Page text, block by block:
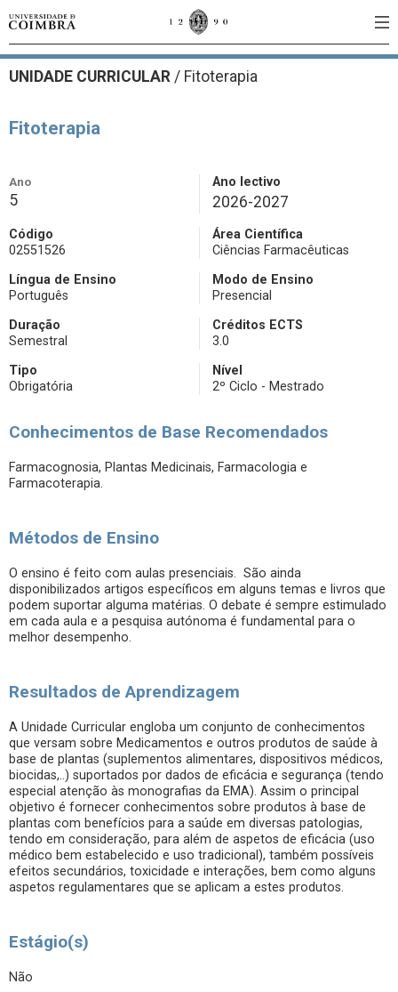
UNIDADE CURRICULAR / Fitoterapia
Fitoterapia
Ano
5
Ano lectivo
2026-2027
Código
02551526
Área Científica
Ciências Farmacêuticas
Língua de Ensino
Português
Modo de Ensino
Presencial
Duração
Semestral
Créditos ECTS
3.0
Tipo
Obrigatória
Nível
2º Ciclo - Mestrado
Conhecimentos de Base Recomendados
Farmacognosia, Plantas Medicinais, Farmacologia e
Farmacoterapia.
Métodos de Ensino
O ensino é feito com aulas presenciais. São ainda
disponibilizados artigos específicos em alguns temas e livros que
podem suportar alguma matérias. O debate é sempre estimulado
em cada aula e a pesquisa autónoma é fundamental para o
melhor desempenho.
Resultados de Aprendizagem
A Unidade Curricular engloba um conjunto de conhecimentos
que versam sobre Medicamentos e outros produtos de saúde à
base de plantas (suplementos alimentares, dispositivos médicos,
biocidas,..) suportados por dados de eficácia e segurança (tendo
especial atenção às monografias da EMA). Assim o principal
objetivo é fornecer conhecimentos sobre produtos à base de
plantas com benefícios para a saúde em diversas patologias,
tendo em consideração, para além de aspetos de eficácia (uso
médico bem estabelecido e uso tradicional), também possíveis
efeitos secundários, toxicidade e interações, bem como alguns
aspetos regulamentares que se aplicam a estes produtos.
Estágio(s)
Não